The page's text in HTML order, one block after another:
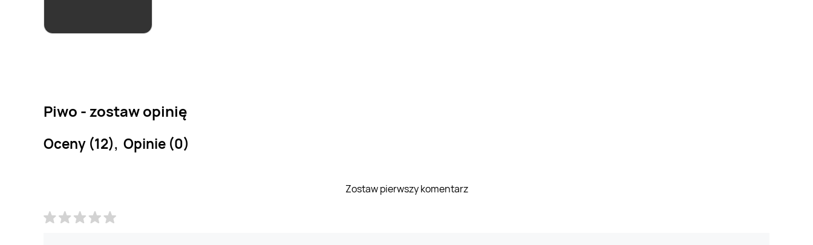
Piwo - zostaw opinię
Oceny (12), Opinie (0)
Zostaw pierwszy komentarz